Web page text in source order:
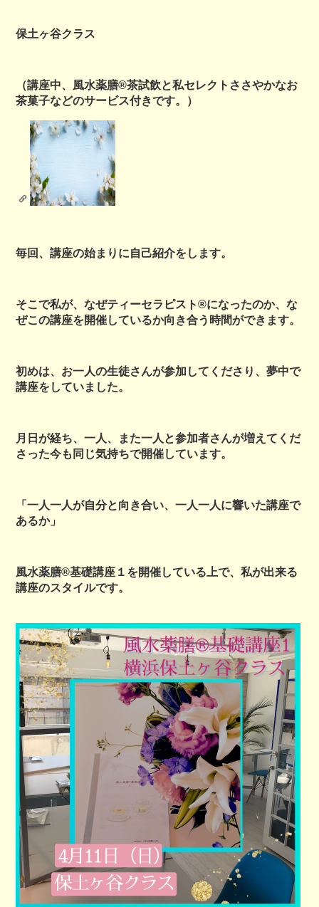
保土ヶ谷クラス
（講座中、風水薬膳®︎茶試飲と私セレクトささやかなお
茶菓子などのサービス付きです。）
毎回、講座の始まりに自己紹介をします。
そこで私が、なぜティーセラピスト®︎になったのか、な
ぜこの講座を開催しているか向き合う時間ができます。
初めは、お一人の生徒さんが参加してくださり、夢中で
講座をしていました。
月日が経ち、一人、また一人と参加者さんが増えてくだ
さった今も同じ気持ちで開催しています。
「一人一人が自分と向き合い、一人一人に響いた講座で
あるか」
風水薬膳®︎基礎講座１を開催している上で、私が出来る
講座のスタイルです。